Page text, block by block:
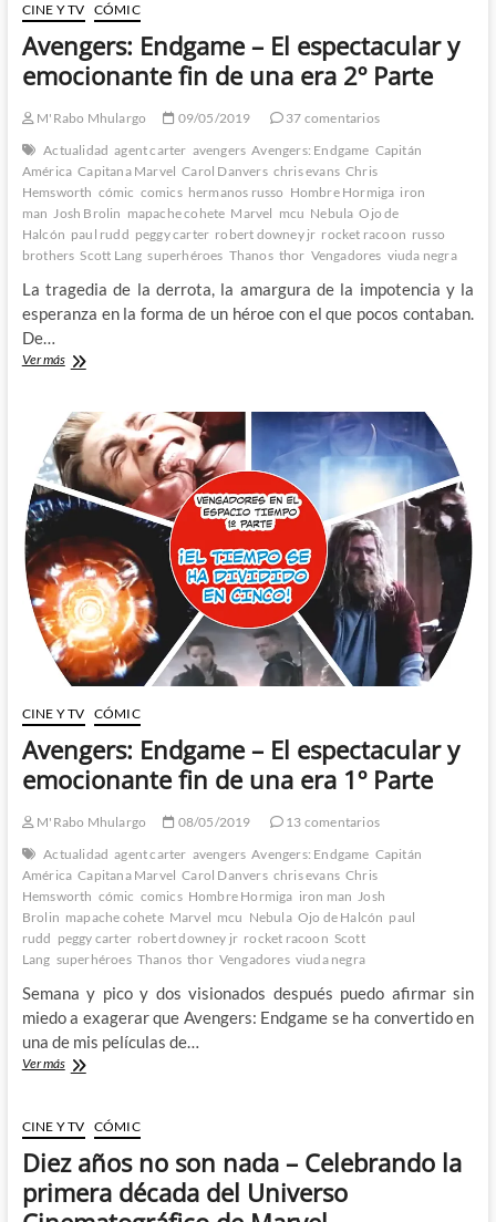
CINE Y TV CÓMIC
Avengers: Endgame – El espectacular y
emocionante fin de una era 2º Parte
M'Rabo Mhulargo 09/05/2019
37 comentarios
Actualidad agent carter avengers Avengers: Endgame Capitán
América Capitana Marvel Carol Danvers chris evans Chris
Hemsworth cómic comics hermanos russo Hombre Hormiga iron
man Josh Brolin mapache cohete Marvel mcu Nebula Ojo de
Halcón paul rudd peggy carter robert downey jr rocket racoon russo
brothers Scott Lang superhéroes Thanos thor Vengadores viuda negra
La tragedia de la derrota, la amargura de la impotencia y la
esperanza en la forma de un héroe con el que pocos contaban.
De…
Ver másAvengers:
El
espectacular
y
emocionante
fin
una
era
2º
Parte
CINE Y TV CÓMIC
Avengers: Endgame – El espectacular y
emocionante fin de una era 1º Parte
M'Rabo Mhulargo 08/05/2019
13 comentarios
Actualidad agent carter avengers Avengers: Endgame Capitán
América Capitana Marvel Carol Danvers chris evans Chris
Hemsworth cómic comics Hombre Hormiga iron man Josh
Brolin mapache cohete Marvel mcu Nebula Ojo de Halcón paul
rudd peggy carter robert downey jr rocket racoon Scott
Lang superhéroes Thanos thor Vengadores viuda negra
Semana y pico y dos visionados después puedo afirmar sin
miedo a exagerar que Avengers: Endgame se ha convertido en
una de mis películas de…
Ver másAvengers:
El
espectacular
y
emocionante
fin
CINE Y TV CÓMIC
Diez años no son nada – Celebrando la
primera década del Universo